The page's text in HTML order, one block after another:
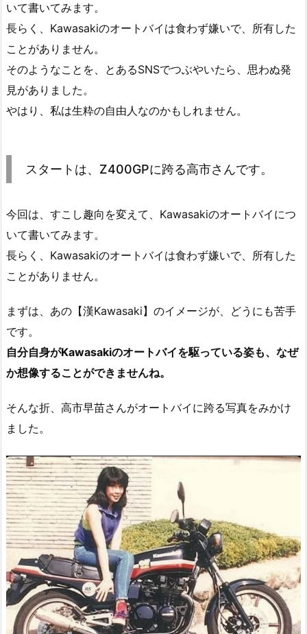
いて書いてみます。
長らく、Kawasakiのオートバイは食わず嫌いで、所有した
ことがありません。
そのようなことを、とあるSNSでつぶやいたら、思わぬ発
見がありました。
やはり、私は生粋の自由人なのかもしれません。
スタートは、Z400GPに跨る高市さんです。
今回は、すこし趣向を変えて、Kawasakiのオートバイにつ
いて書いてみます。
長らく、Kawasakiのオートバイは食わず嫌いで、所有した
ことがありません。
まずは、あの【漢Kawasaki】のイメージが、どうにも苦手
です。
自分自身がKawasakiのオートバイを駆っている姿も、なぜ
か想像することができませんね。
そんな折、高市早苗さんがオートバイに跨る写真をみかけ
ました。